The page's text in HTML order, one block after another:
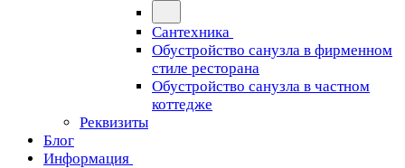
Сантехника
Обустройство санузла в фирменном
стиле ресторана
Обустройство санузла в частном
коттедже
Реквизиты
Блог
Информация